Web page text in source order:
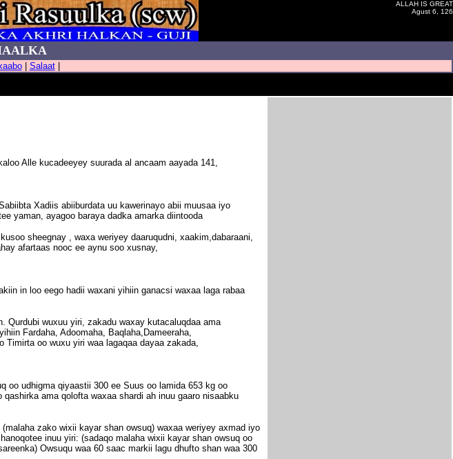
ALLAH IS GREAT
Agust 6, 126
| Salaat|
Alle kucadeeyey suurada al ancaam aayada 141,
Xadiis abiiburdata uu kawerinayo abii muusaa iyo
yaman, ayagoo baraya dadka amarka diintooda
sheegnay , waxa weriyey daaruqudni, xaakim,dabaraani,
afartaas nooc ee aynu soo xusnay,
in loo eego hadii waxani yihiin ganacsi waxaa laga rabaa
Qurdubi wuxuu yiri, zakadu waxay kutacaluqdaa ama
Fardaha, Adoomaha, Baqlaha,Dameeraha,
Timirta oo wuxu yiri waa lagaqaa dayaa zakada,
oo udhigma qiyaastii 300 ee Suus oo lamida 653 kg oo
ama qolofta waxaa shardi ah inuu gaaro nisaabku
zako wixii kayar shan owsuq) waxaa weriyey axmad iyo
inuu yiri: (sadaqo malaha wixii kayar shan owsuq oo
Owsuqu waa 60 saac markii lagu dhufto shan waa 300